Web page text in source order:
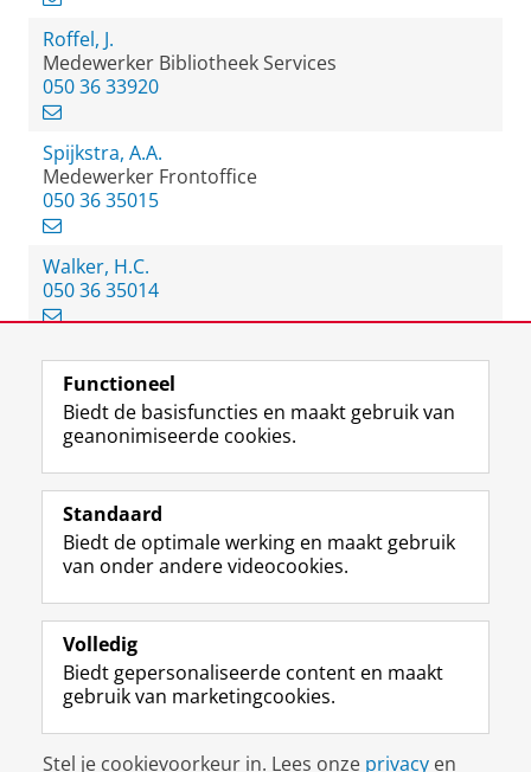
Roffel, J.
Medewerker Bibliotheek Services
050 36 33920
Spijkstra, A.A.
Medewerker Frontoffice
050 36 35015
Walker, H.C.
050 36 35014
View this page in:English
Volg de RUG
F
a
e
b
o
p
a
i
n
L
i
k
e
I
-
p
g
i
R
S
-
f
e
R
k
s
I
n
t
r
m
c
c
Y
o
T
e
k
a
a
Studiekiezers
Alumni
Over ons
Disclaimer & Copyright
Functioneel
Biedt de basisfuncties en maakt gebruik van
geanonimiseerde cookies.
Standaard
Biedt de optimale werking en maakt gebruik
van onder andere videocookies.
Volledig
Biedt gepersonaliseerde content en maakt
gebruik van marketingcookies.
Stel je cookievoorkeur in. Lees onze privacy en